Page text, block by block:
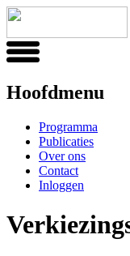
Hoofdmenu
Programma
Publicaties
Over ons
Contact
Inloggen